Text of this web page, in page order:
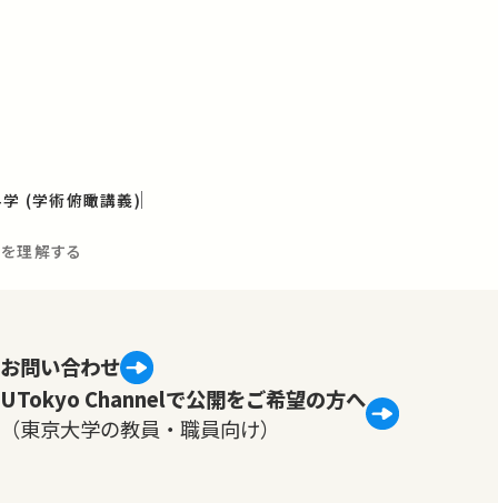
(学術俯瞰講義)
理解する
お問い合わせ
UTokyo Channelで公開をご希望の方へ
（東京大学の教員・職員向け）